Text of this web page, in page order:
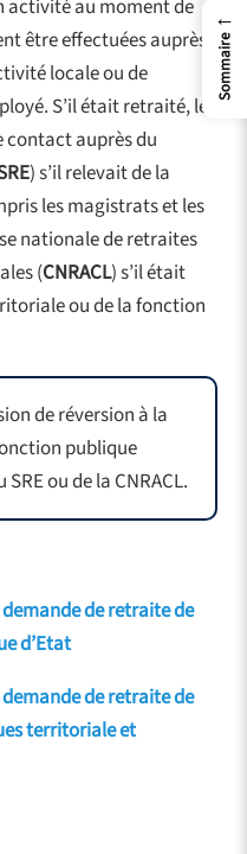
activité au moment de
être effectuées auprès
locale ou de
S’il était retraité, le
auprès du
) s’il relevait de la
les magistrats et les
nationale de retraites
(CNRACL) s’il était
ou de la fonction
de réversion à la
publique
ou de la CNRACL.
de retraite de
d’Etat
de retraite de
territoriale et
←
Sommaire